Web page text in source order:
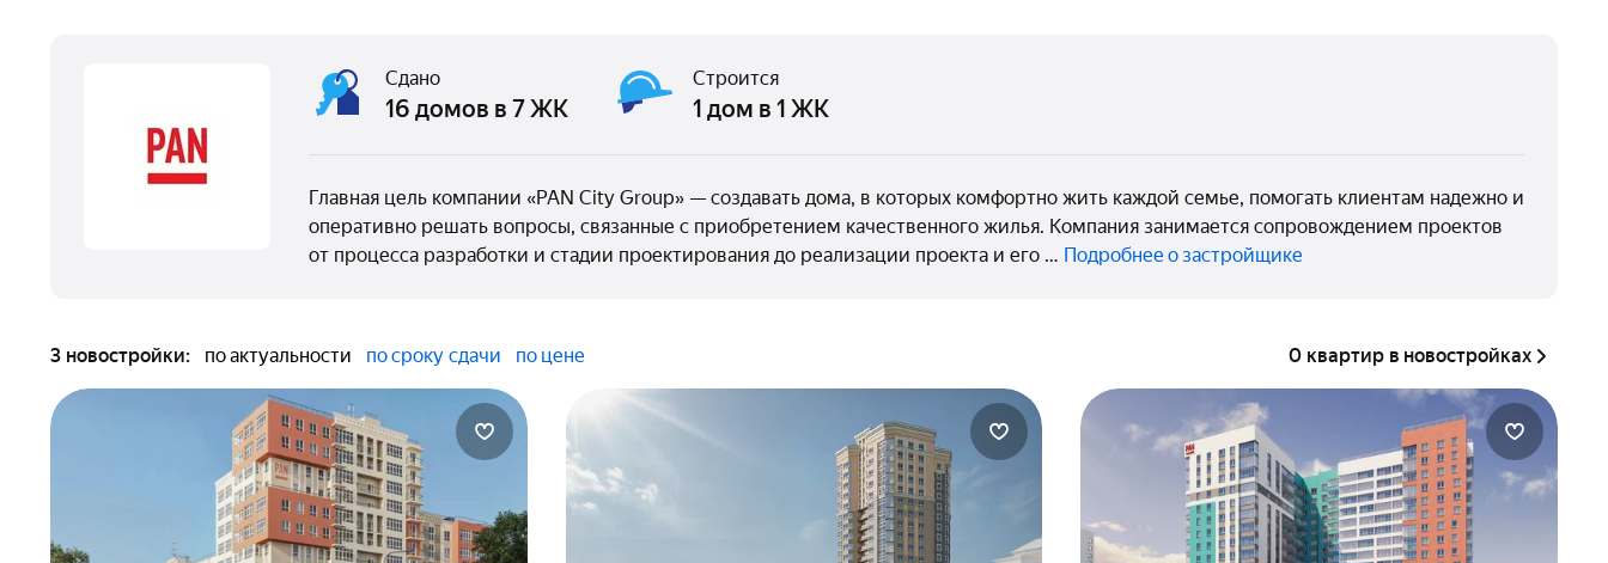
Сдано
16 домов в 7 ЖК
Строится
1 дом в 1 ЖК
Главная цель компании «PAN City Group» — создавать дома, в которых комфортно жить каждой семье, помогать клиентам надежно и
оперативно решать вопросы, связанные с приобретением качественного жилья. Компания занимается сопровождением проектов
от процесса разработки и стадии проектирования до реализации проекта и его … Подробнее о застройщике
3 новостройки: по актуальности по сроку сдачи по цене 0 квартир в новостройках